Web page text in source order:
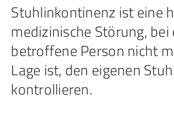
Stuhlinkontinenz ist eine
medizinische Störung, bei
betroffene Person nicht
Lage ist, den eigenen
kontrollieren.